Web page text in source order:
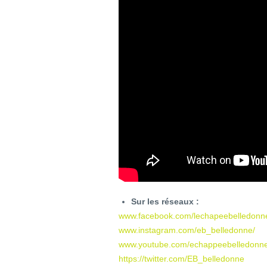
Sur les réseaux :
www.facebook.com/
www.instagram.com/eb_belledonne/
www.youtube.com/
https://twitter.com/EB_belledonne